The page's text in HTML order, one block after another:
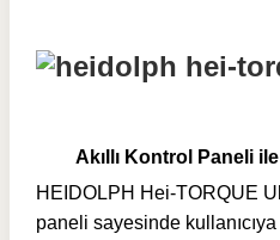
Akıllı Kontrol Paneli
HEIDOLPH Hei-TORQUE
paneli sayesinde